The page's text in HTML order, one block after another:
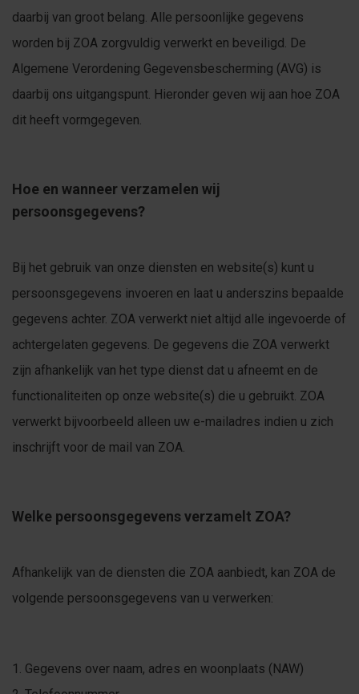
daarbij van groot belang. Alle persoonlijke gegevens
worden bij ZOA zorgvuldig verwerkt en beveiligd. De
Algemene Verordening Gegevensbescherming (AVG) is
daarbij ons uitgangspunt. Hieronder geven wij aan hoe ZOA
dit heeft vormgegeven.
Hoe en wanneer verzamelen wij
persoonsgegevens?
Bij het gebruik van onze diensten en website(s) kunt u
persoonsgegevens invoeren en laat u anderszins bepaalde
gegevens achter. ZOA verwerkt niet altijd alle ingevoerde of
achtergelaten gegevens. De gegevens die ZOA verwerkt
zijn afhankelijk van het type dienst dat u afneemt en de
functionaliteiten op onze website(s) die u gebruikt. ZOA
verwerkt bijvoorbeeld alleen uw e-mailadres indien u zich
inschrijft voor de mail van ZOA.
Welke persoonsgegevens verzamelt ZOA?
Afhankelijk van de diensten die ZOA aanbiedt, kan ZOA de
volgende persoonsgegevens van u verwerken:
Gegevens over naam, adres en woonplaats (NAW)